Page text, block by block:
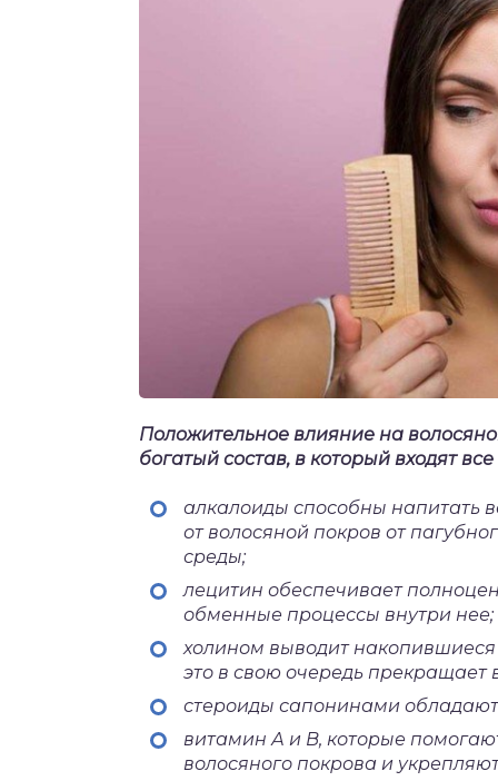
Положительное влияние на
богатый состав, в который входят
алкалоиды способны напитать
от волосяной покров от
среды;
лецитин обеспечивает
обменные процессы внутри нее;
холином выводит накопившиеся
это в свою очередь
стероиды сапонинами
витамин А и В, которые
волосяного покрова и